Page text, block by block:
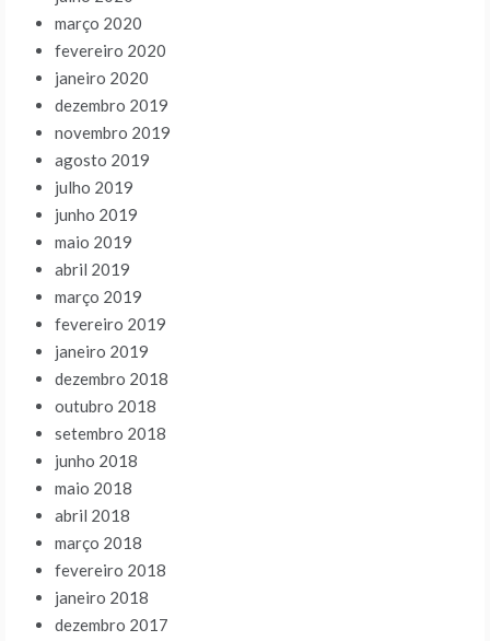
março 2020
fevereiro 2020
janeiro 2020
dezembro 2019
novembro 2019
agosto 2019
julho 2019
junho 2019
maio 2019
abril 2019
março 2019
fevereiro 2019
janeiro 2019
dezembro 2018
outubro 2018
setembro 2018
junho 2018
maio 2018
abril 2018
março 2018
fevereiro 2018
janeiro 2018
dezembro 2017